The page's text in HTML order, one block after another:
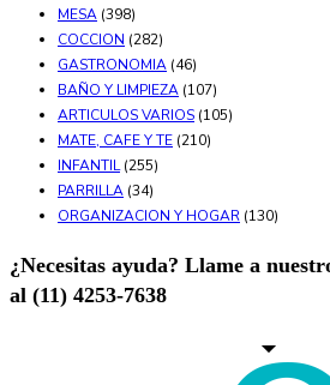
MESA (398)
COCCION (282)
GASTRONOMIA (46)
BAÑO Y LIMPIEZA (107)
ARTICULOS VARIOS (105)
MATE, CAFE Y TE (210)
INFANTIL (255)
PARRILLA (34)
ORGANIZACION Y HOGAR (130)
¿Necesitas ayuda? Llame a
al (11) 4253-7638